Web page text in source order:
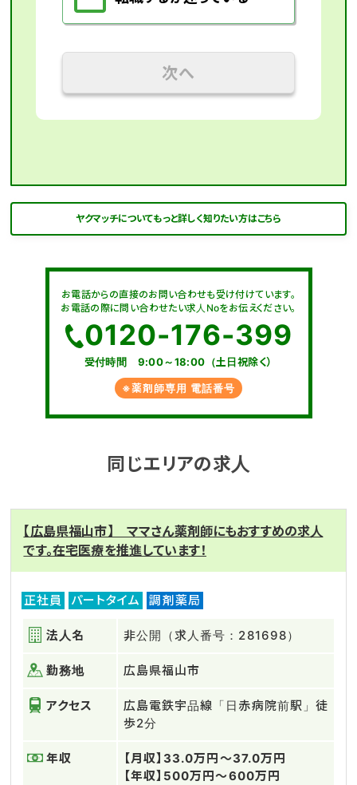
次へ
ヤクマッチについてもっと詳しく知りたい方はこちら
お電話からの直接のお問い合わせも受け付けています。
お電話の際に問い合わせたい求人Noをお伝えください。
0120-176-399
受付時間 9:00～18:00（土日祝除く）
※薬剤師専用 電話番号
同じエリアの求人
【広島県福山市】 ママさん薬剤師にもおすすめの求人
です。在宅医療を推進しています！
正社員 パートタイム 調剤薬局
法人名 非公開（求人番号：281698）
勤務地 広島県福山市
アクセス
広島電鉄宇品線「日赤病院前駅」徒
歩2分
年収
【月収】33.0万円～37.0万円
【年収】500万円～600万円